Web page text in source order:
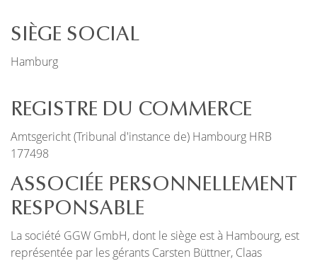
SIÈGE SOCIAL
Hamburg
REGISTRE DU COMMERCE
Amtsgericht (Tribunal d'instance de) Hambourg HRB
177498
ASSOCIÉE PERSONNELLEMENT
RESPONSABLE
La société GGW GmbH, dont le siège est à Hambourg, est
représentée par les gérants Carsten Büttner, Claas